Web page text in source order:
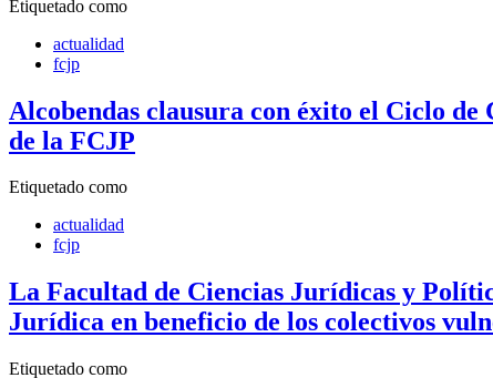
Etiquetado como
actualidad
fcjp
Alcobendas clausura con éxito el Ciclo
de la FCJP
Etiquetado como
actualidad
fcjp
La Facultad de Ciencias Jurídicas y
Jurídica en beneficio de los colectivos
Etiquetado como